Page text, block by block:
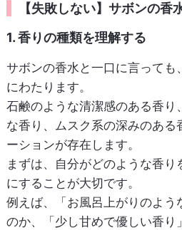
【失敗しない】サボンの香
1. 香りの種類を理解する
サボンの香水と一口に言っても
にわたります。
石鹸のような清潔感のある香り
な香り、ムスク系の深みのある
ーションが存在します。
まずは、自分がどのような香
にすることが大切です。
例えば、「お風呂上がりのよう
のか、「少し甘めで優しい香り